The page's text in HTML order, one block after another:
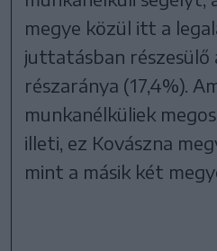
megye közül itt a
juttatásban részesülő
részaránya (17,4%).
munkanélküliek
illeti, ez Kovászna
mint a másik két